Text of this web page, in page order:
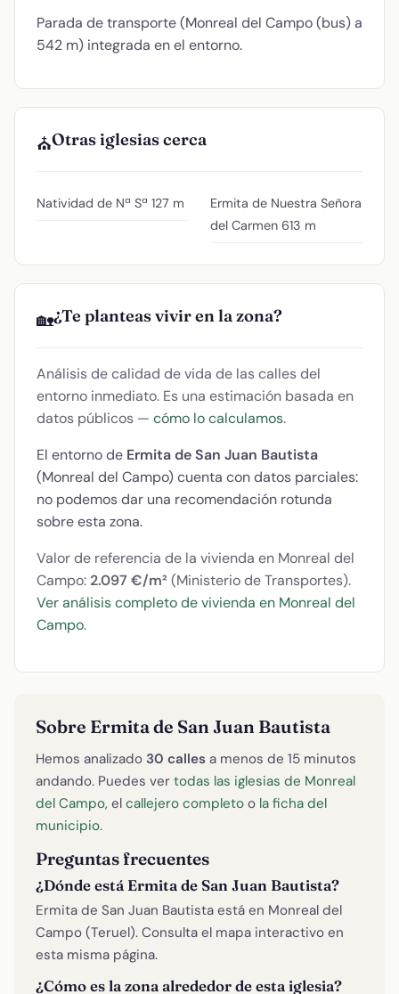
Parada de transporte (Monreal del Campo (bus) a
542 m) integrada en el entorno.
⛪Otras iglesias cerca
Natividad de Nª Sª 127 m
Ermita de Nuestra Señora
del Carmen 613 m
🏡¿Te planteas vivir en la zona?
Análisis de calidad de vida de las calles del
entorno inmediato. Es una estimación basada en
datos públicos — cómo lo calculamos.
El entorno de Ermita de San Juan Bautista
(Monreal del Campo) cuenta con datos parciales:
no podemos dar una recomendación rotunda
sobre esta zona.
Valor de referencia de la vivienda en Monreal del
Campo: 2.097 €/m² (Ministerio de Transportes).
Ver análisis completo de vivienda en Monreal del
Campo.
Sobre Ermita de San Juan Bautista
Hemos analizado 30 calles a menos de 15 minutos
andando. Puedes ver todas las iglesias de Monreal
del Campo, el callejero completo o la ficha del
municipio.
Preguntas frecuentes
¿Dónde está Ermita de San Juan Bautista?
Ermita de San Juan Bautista está en Monreal del
Campo (Teruel). Consulta el mapa interactivo en
esta misma página.
¿Cómo es la zona alrededor de esta iglesia?